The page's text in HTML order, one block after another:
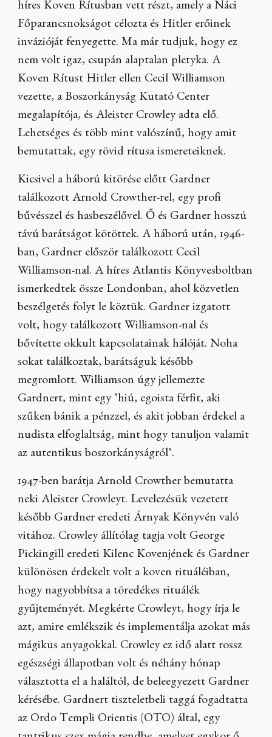
híres Koven Rítusban vett részt, amely a Náci
Főparancsnokságot célozta és Hitler erőinek
invázióját fenyegette. Ma már tudjuk, hogy ez
nem volt igaz, csupán alaptalan pletyka. A
Koven Rítust Hitler ellen Cecil Williamson
vezette, a Boszorkányság Kutató Center
megalapítója, és Aleister Crowley adta elő.
Lehetséges és több mint valószínű, hogy amit
bemutattak, egy rövid rítusa ismereteiknek.
Kicsivel a háború kitörése előtt Gardner
találkozott Arnold Crowther-rel, egy profi
bűvésszel és hasbeszélővel. Ő és Gardner hosszú
távú barátságot kötöttek. A háború után, 1946-
ban, Gardner először találkozott Cecil
Williamson-nal. A híres Atlantis Könyvesboltban
ismerkedtek össze Londonban, ahol közvetlen
beszélgetés folyt le köztük. Gardner izgatott
volt, hogy találkozott Williamson-nal és
bővítette okkult kapcsolatainak hálóját. Noha
sokat találkoztak, barátságuk később
megromlott. Williamson úgy jellemezte
Gardnert, mint egy "hiú, egoista férfit, aki
szűken bánik a pénzzel, és akit jobban érdekel a
nudista elfoglaltság, mint hogy tanuljon valamit
az autentikus boszorkányságról".
1947-ben barátja Arnold Crowther bemutatta
neki Aleister Crowleyt. Levelezésük vezetett
később Gardner eredeti Árnyak Könyvén való
vitához. Crowley állítólag tagja volt George
Pickingill eredeti Kilenc Kovenjének és Gardner
különösen érdekelt volt a koven rituáléiban,
hogy nagyobbítsa a töredékes rituálék
gyűjteményét. Megkérte Crowleyt, hogy írja le
azt, amire emlékszik és implementálja azokat más
mágikus anyagokkal. Crowley ez idő alatt rossz
egészségi állapotban volt és néhány hónap
választotta el a haláltól, de beleegyezett Gardner
kérésébe. Gardnert tiszteletbeli taggá fogadtatta
az Ordo Templi Orientis (OTO) által, egy